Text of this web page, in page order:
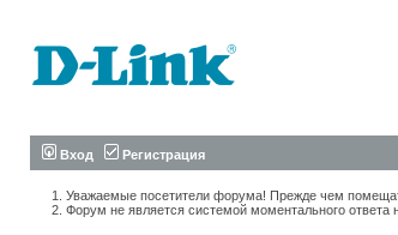
Вход Регистрация
Уважаемые посетители форума! Прежде чем
Форум не является системой моментального